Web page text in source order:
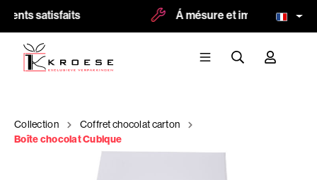
satisfaits Á mésure et impression
Collection
Coffret chocolat carton
Boîte chocolat Cubique